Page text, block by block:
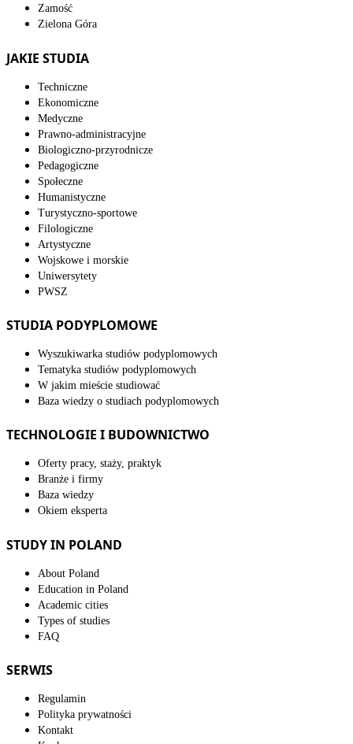
Zamość
Zielona Góra
JAKIE STUDIA
Techniczne
Ekonomiczne
Medyczne
Prawno-administracyjne
Biologiczno-przyrodnicze
Pedagogiczne
Społeczne
Humanistyczne
Turystyczno-sportowe
Filologiczne
Artystyczne
Wojskowe i morskie
Uniwersytety
PWSZ
STUDIA PODYPLOMOWE
Wyszukiwarka studiów podyplomowych
Tematyka studiów podyplomowych
W jakim mieście studiować
Baza wiedzy o studiach podyplomowych
TECHNOLOGIE I BUDOWNICTWO
Oferty pracy, staży, praktyk
Branże i firmy
Baza wiedzy
Okiem eksperta
STUDY IN POLAND
About Poland
Education in Poland
Academic cities
Types of studies
FAQ
SERWIS
Regulamin
Polityka prywatności
Kontakt